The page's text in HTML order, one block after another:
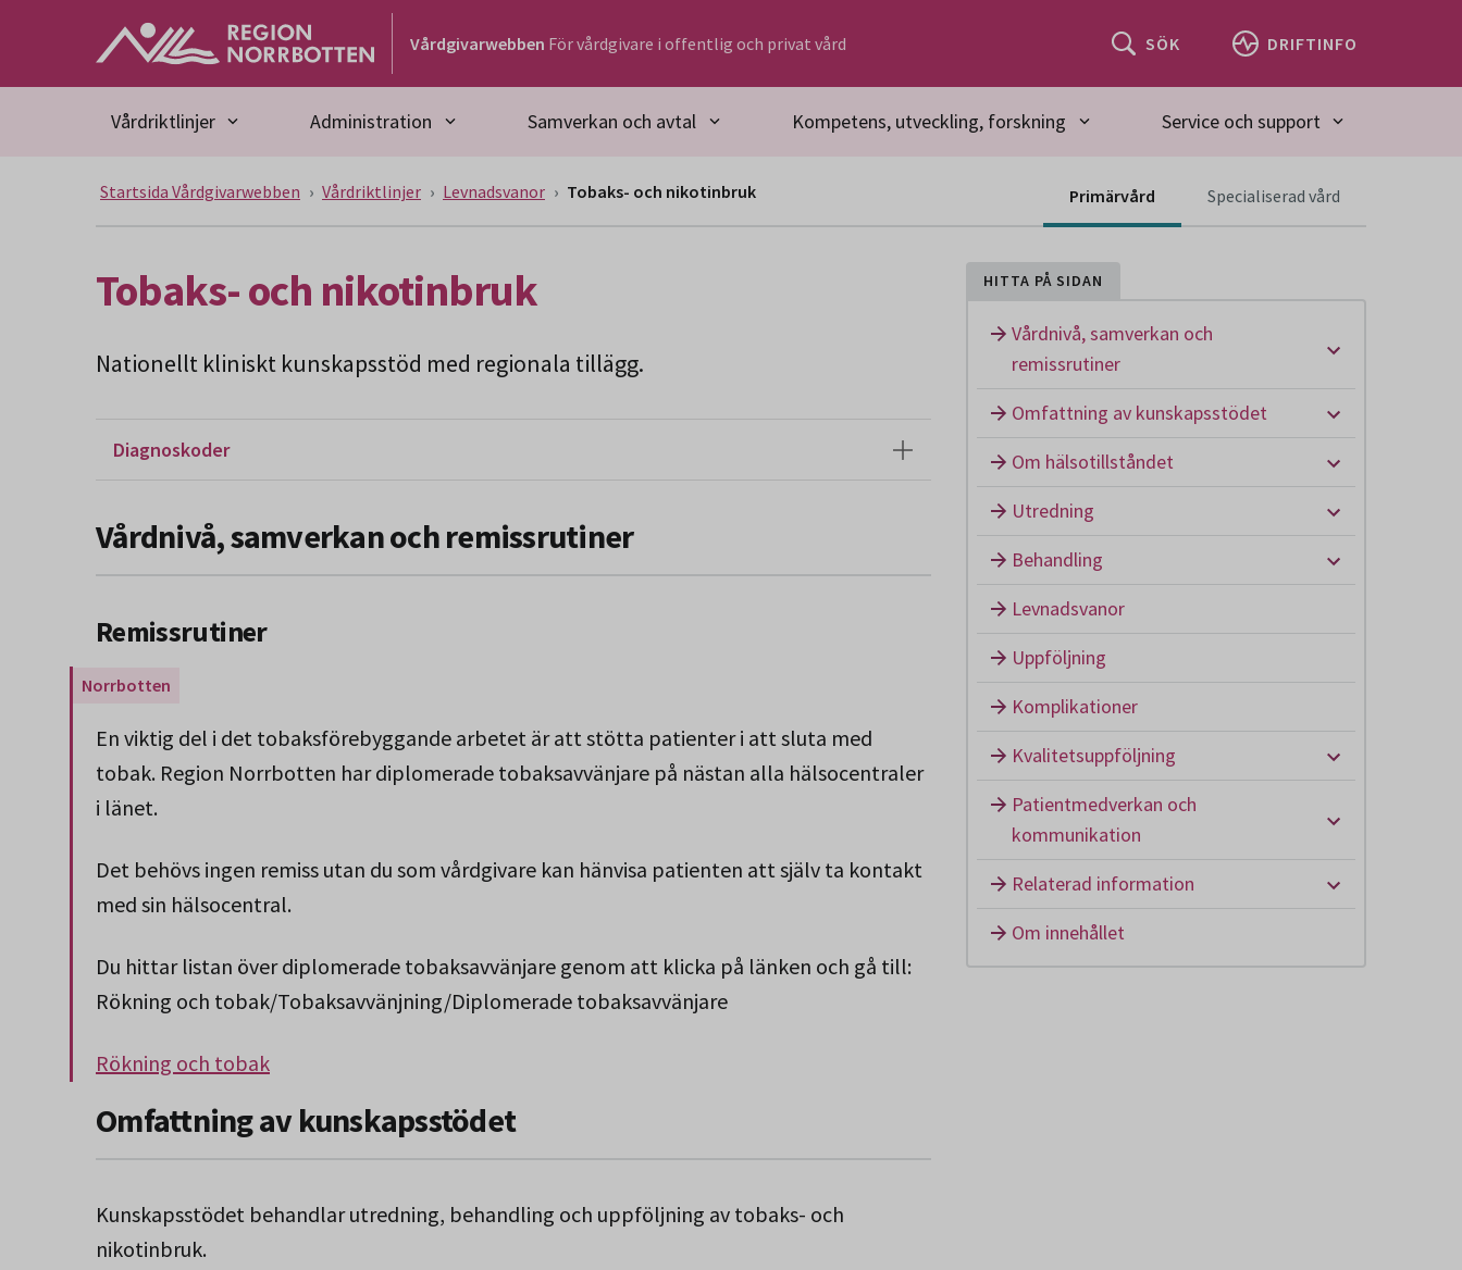
Gå till huvudmeny
Gå till övergripande innehåll
Vårdgivarwebben För vårdgivare i offentlig och privat vård SÖK DRIFTINFO
Vårdriktlinjer Administration Samverkan och avtal Kompetens, utveckling, forskning Service och support
Startsida Vårdgivarwebben Vårdriktlinjer Levnadsvanor Tobaks- och nikotinbruk Primärvård Specialiserad vård
HITTA PÅ SIDAN
Vårdnivå, samverkan och
remissrutiner
Omfattning av kunskapsstödet
Om hälsotillståndet
Utredning
Behandling
Levnadsvanor
Uppföljning
Komplikationer
Kvalitetsuppföljning
Patientmedverkan och
kommunikation
Relaterad information
Om innehållet
Tobaks- och nikotinbruk
Nationellt kliniskt kunskapsstöd med regionala tillägg.
Diagnoskoder
Vårdnivå, samverkan och remissrutiner
Remissrutiner
Gäller endast för Region Norrbotten.
En viktig del i det tobaksförebyggande arbetet är att stötta patienter i att sluta med
tobak. Region Norrbotten har diplomerade tobaksavvänjare på nästan alla hälsocentraler
i länet.
Det behövs ingen remiss utan du som vårdgivare kan hänvisa patienten att själv ta kontakt
med sin hälsocentral.
Du hittar listan över diplomerade tobaksavvänjare genom att klicka på länken och gå till:
Rökning och tobak/Tobaksavvänjning/Diplomerade tobaksavvänjare
Rökning och tobak
Omfattning av kunskapsstödet
Kunskapsstödet behandlar utredning, behandling och uppföljning av tobaks- och
nikotinbruk.